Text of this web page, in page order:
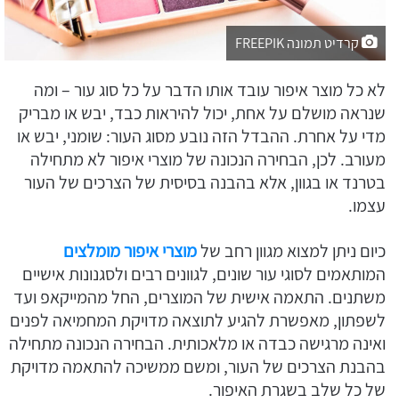
קרדיט תמונה FREEPIK
לא כל מוצר איפור עובד אותו הדבר על כל סוג עור – ומה
שנראה מושלם על אחת, יכול להיראות כבד, יבש או מבריק
מדי על אחרת. ההבדל הזה נובע מסוג העור: שומני, יבש או
מעורב. לכן, הבחירה הנכונה של מוצרי איפור לא מתחילה
בטרנד או בגוון, אלא בהבנה בסיסית של הצרכים של העור
עצמו.
כיום ניתן למצוא מגוון רחב שלמוצרי איפור מומלצים
המותאמים לסוגי עור שונים, לגוונים רבים ולסגנונות אישיים
משתנים. התאמה אישית של המוצרים, החל מהמייקאפ ועד
לשפתון, מאפשרת להגיע לתוצאה מדויקת המחמיאה לפנים
ואינה מרגישה כבדה או מלאכותית. הבחירה הנכונה מתחילה
בהבנת הצרכים של העור, ומשם ממשיכה להתאמה מדויקת
של כל שלב בשגרת האיפור.